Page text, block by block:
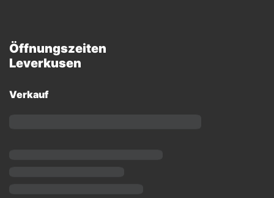
Öffnungszeiten
Leverkusen
Verkauf